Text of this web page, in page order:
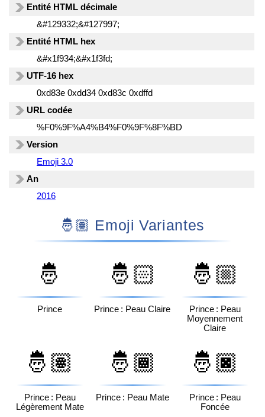
Entité HTML décimale
&#129332;&#127997;
Entité HTML hex
&#x1f934;&#x1f3fd;
UTF-16 hex
0xd83e 0xdd34 0xd83c 0xdffd
URL codée
%F0%9F%A4%B4%F0%9F%8F%BD
Version
Emoji 3.0
An
2016
🤴🏽 Emoji Variantes
🤴
Prince
🤴🏻
Prince : Peau Claire
🤴🏼
Prince : Peau
Moyennement
Claire
🤴🏽
Prince : Peau
Légèrement Mate
🤴🏾
Prince : Peau Mate
🤴🏿
Prince : Peau
Foncée